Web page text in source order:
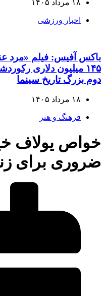
۱۸ مرداد ۱۴۰۵
اخبار ورزشی
باکس آفیس: فیلم «مرد
۱۴۵ میلیون دلاری
دوم بزرگ تاریخ سینما
۱۸ مرداد ۱۴۰۵
فرهنگ و هنر
خواص یولاف
ضروری برای